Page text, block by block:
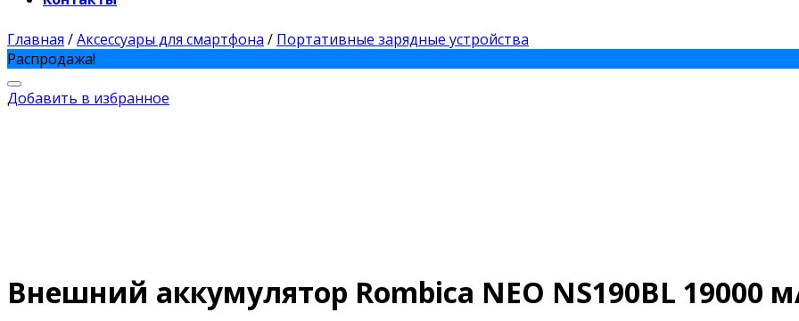
Главная /Аксессуары для смартфона / Портативные зарядные устройства
Распродажа!
Добавить в избранное
Внешний аккумулятор Rombica NEO NS190BL 19000